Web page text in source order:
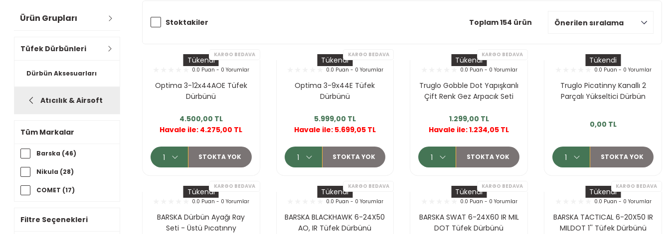
Ürün Grupları
Tüfek Dürbünleri
Dürbün Aksesuarları
Atıcılık & Airsoft
Tüm Markalar
Barska (46)
Nikula (28)
COMET (17)
Spike (8)
Filtre Seçenekleri
Stoktakiler Toplam 154 ürün
Tükendi
KARGO BEDAVA
0.0 Puan - 0 Yorumlar
Optima 3-12x44AOE Tüfek
Dürbünü
4.500,00 TL
Havale ile: 4.275,00 TL
STOKTA YOK
Tükendi
KARGO BEDAVA
0.0 Puan - 0 Yorumlar
Optima 3-9x44E Tüfek
Dürbünü
5.999,00 TL
Havale ile: 5.699,05 TL
STOKTA YOK
Tükendi
KARGO BEDAVA
0.0 Puan - 0 Yorumlar
Truglo Gobble Dot Yapışkanlı
Çift Renk Gez Arpacık Seti
1.299,00 TL
Havale ile: 1.234,05 TL
STOKTA YOK
Tükendi
0.0 Puan - 0 Yorumlar
Truglo Picatinny Kanallı 2
Parçalı Yükseltici Dürbün
0,00 TL
STOKTA YOK
Tükendi
0.0 Puan - 0 Yorumlar
BARSKA Dürbün Ayağı Ray
Seti - Üstü Pıcatınny
Tükendi
0.0 Puan - 0 Yorumlar
BARSKA BLACKHAWK 6-24X50
AO, IR Tüfek Dürbünü
Tükendi
0.0 Puan - 0 Yorumlar
BARSKA SWAT 6-24X60 IR MIL
DOT Tüfek Dürbünü
Tükendi
0.0 Puan - 0 Yorumlar
BARSKA TACTICAL 6-20X50 IR
MILDOT 1'' Tüfek Dürbünü